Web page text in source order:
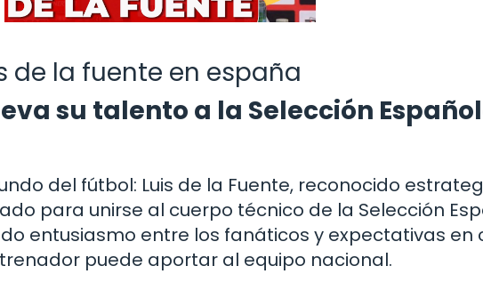
de la fuente en españa
su talento a la Selección
del fútbol: Luis de la Fuente, reconocido
para unirse al cuerpo técnico de la Selección
entusiasmo entre los fanáticos y expectativas en
puede aportar al equipo nacional.